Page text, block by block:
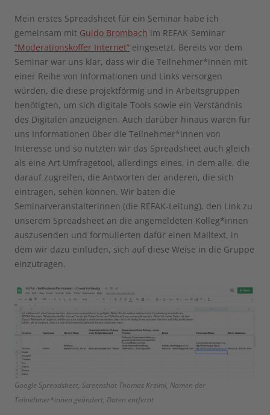
Mein erstes Spreadsheet für ein Seminar habe ich
gemeinsam mit Guido Brombach im REFAK-Seminar
“Moderationskoffer Internet” eingesetzt. Bereits vor dem
Seminar war uns klar, dass wir die Teilnehmer*innen mit
einer Reihe von Informationen und Links versorgen
würden, die diese projektförmig und in Arbeitsgruppen
benötigten, um sich digitale Tools sowie ein Verständnis
des Digitalen anzueignen. Auch darüber hinaus waren für
uns Informationen über die Teilnehmer*innen von
Interesse und so nutzten wir das Spreadsheet auch gleich
als eine Art Umfragetool, allerdings eines, in dem alle, die
darauf zugreifen, die Antworten der anderen, die sich
eintragen, sehen können. Wir baten die
Seminarveranstalterinnen (die REFAK-Leitung), den Link zu
unserem Spreadsheet an die angemeldeten Kolleg*innen
auszusenden und formulierten dafür einen Mailtext, in
dem wir dazu einluden, sich auf diese Weise in die Gruppe
einzutragen.
Google Spreadsheet, Screenshot Thomas Kreiml, Namen der
Teilnehmer*innen geändert, Daten entfernt